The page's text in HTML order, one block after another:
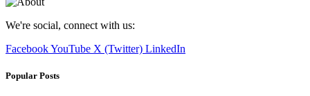
We're social, connect with us:
FacebookYouTube X (Twitter) LinkedIn
Popular Posts